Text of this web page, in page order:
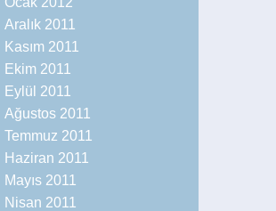
Aralık 2011
Kasım 2011
Ekim 2011
Eylül 2011
Ağustos 2011
Temmuz 2011
Haziran 2011
Mayıs 2011
Nisan 2011